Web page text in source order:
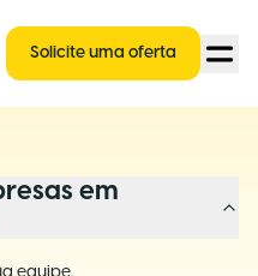
Solicite uma oferta
em